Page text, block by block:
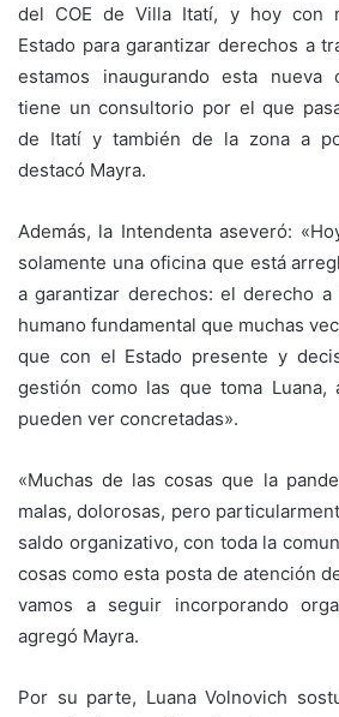
del COE de Villa Itatí, y hoy con
Estado para garantizar derechos a
estamos inaugurando esta nueva
tiene un consultorio por el que
de Itatí y también de la zona a
destacó Mayra.
Además, la Intendenta aseveró:
solamente una oficina que está
a garantizar derechos: el derecho
humano fundamental que muchas
que con el Estado presente y
gestión como las que toma Luana,
pueden ver concretadas».
«Muchas de las cosas que la
malas, dolorosas, pero
saldo organizativo, con toda la
cosas como esta posta de atención
vamos a seguir incorporando
agregó Mayra.
Por su parte, Luana Volnovich